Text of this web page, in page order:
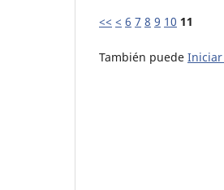
<< < 6 7 8 9 10 11
También puede Iniciar